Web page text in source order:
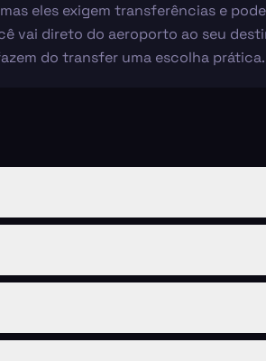
eles exigem transferências e
direto do aeroporto ao seu
do transfer uma escolha prática.